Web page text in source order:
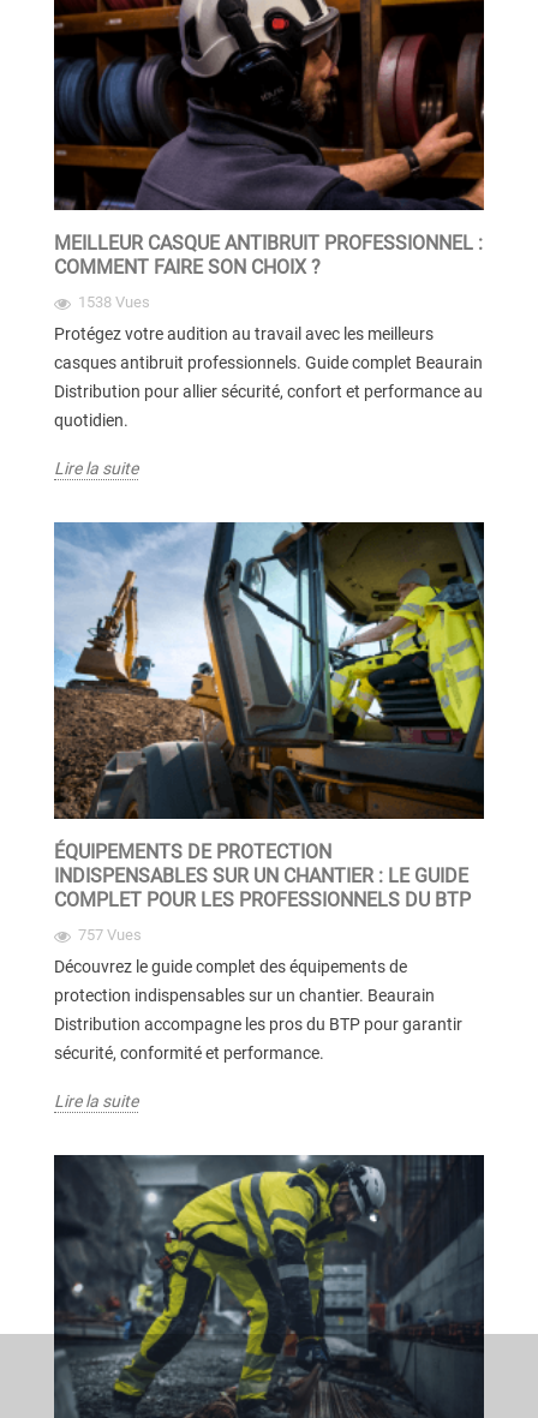
MEILLEUR CASQUE ANTIBRUIT PROFESSIONNEL :
COMMENT FAIRE SON CHOIX ?
1538 Vues
Protégez votre audition au travail avec les meilleurs
casques antibruit professionnels. Guide complet Beaurain
Distribution pour allier sécurité, confort et performance au
quotidien.
Lire la suite
ÉQUIPEMENTS DE PROTECTION
INDISPENSABLES SUR UN CHANTIER : LE GUIDE
COMPLET POUR LES PROFESSIONNELS DU BTP
757 Vues
Découvrez le guide complet des équipements de
protection indispensables sur un chantier. Beaurain
Distribution accompagne les pros du BTP pour garantir
sécurité, conformité et performance.
Lire la suite